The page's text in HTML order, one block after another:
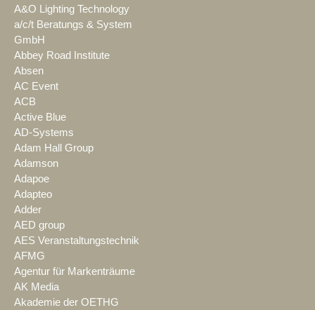
A&O Lighting Technology
a/c/t Beratungs & System
GmbH
Abbey Road Institute
Absen
AC Event
ACB
Active Blue
AD-Systems
Adam Hall Group
Adamson
Adapoe
Adapteo
Adder
AED group
AES Veranstaltungstechnik
AFMG
Agentur für Markenträume
AK Media
Akademie der OETHG